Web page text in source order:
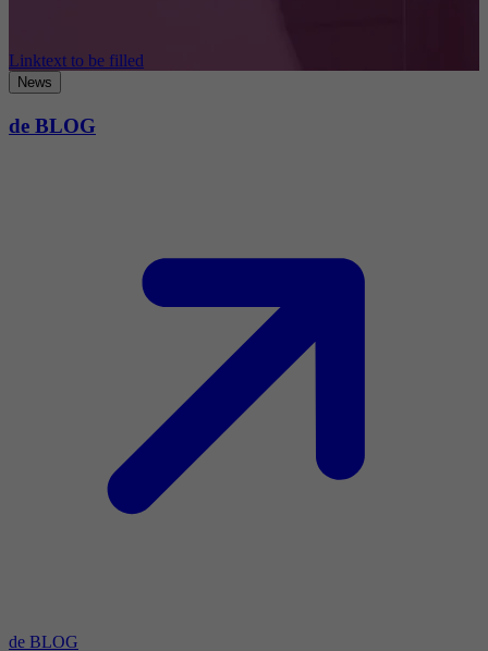
Linktext to be filled
News
de BLOG
de BLOG